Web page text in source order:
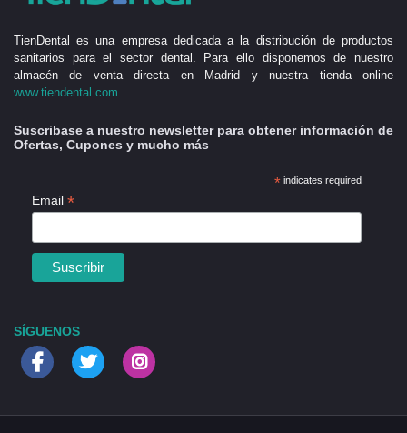
TienDental es una empresa dedicada a la distribución de productos
sanitarios para el sector dental. Para ello disponemos de nuestro
almacén de venta directa en Madrid y nuestra tienda online
www.tiendental.com
Suscribase a nuestro newsletter para obtener información de
Ofertas, Cupones y mucho más
*indicates required
Email *
SÍGUENOS